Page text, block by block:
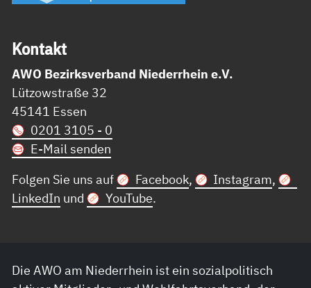
Kon­takt
AWO Bezirksverband Niederrhein e.V.
Lützowstraße 32
45141 Essen
0201 3105 - 0
E-Mail senden
Folgen Sie uns auf
Facebook, Instagram,
LinkedIn und YouTube.
Die AWO am Niederrhein ist ein sozialpolitisch